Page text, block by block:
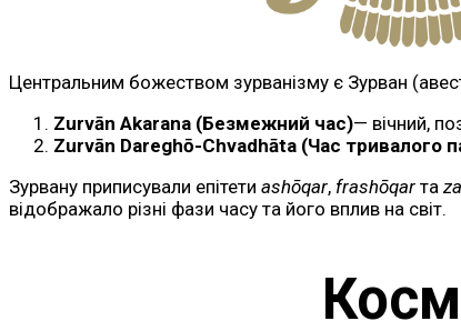
Центральним божеством зурванізму є Зурван
Zurvān Akarana (Безмежний час)— вічний,
Zurvān Dareghō-Chvadhāta (Час тривалого
Зурвану приписували епітети ashōqar, frashōqar та
відображало різні фази часу та його вплив на світ.